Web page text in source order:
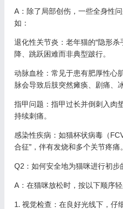
A：除了局部创伤，一些全身性
如：
退化性关节炎：老年猫的“隐形
降、跳跃困难而非典型跛行。
动脉血栓：常见于患有肥厚性心
脉会导致后肢突然瘫痪、剧痛、冰
指甲问题：指甲过长并倒刺入肉
持续刺痛。
感染性疾病：如猫杯状病毒（
合征”，伴有发烧和多个关节疼痛。
Q2：如何安全地为猫咪进行初步
A：在猫咪放松时，按以下顺序轻
1. 视觉检查：在良好光线下，仔